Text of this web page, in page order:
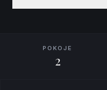
POKOJE
2